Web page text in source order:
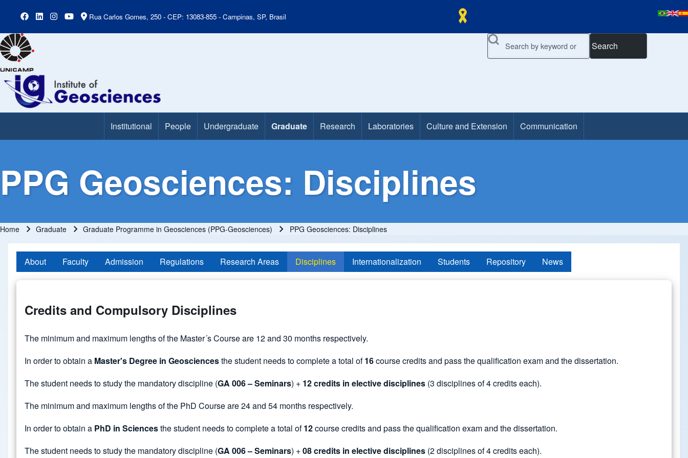
Rua Carlos Gomes, 250 - CEP: 13083-855 - Campinas, SP, Brasil
Search
Main Menu Institutional People Undergraduate Graduate Research Laboratories Culture and Extension Communication
PPG Geosciences: Disciplines
Breadcrumb
Home Graduate Graduate Programme in Geosciences (PPG-Geosciences) PPG Geosciences: Disciplines
About Faculty Admission Regulations Research Areas Disciplines Internationalization Students Repository News
Credits and Compulsory Disciplines
The minimum and maximum lengths of the Master´s Course are 12 and 30 months respectively.
In order to obtain a Master's Degree in Geosciencesthe student needs to complete a total of16course credits and pass the qualification exam and the dissertation.
The student needs to study the mandatory discipline (GA 006 – Seminars) + 12 credits in elective disciplines (3 disciplines of 4 credits each).
The minimum and maximum lengths of the PhD Course are 24 and 54 months respectively.
In order to obtain a PhD in Sciencesthe student needs to complete a total of12course credits and pass the qualification exam and the dissertation.
The student needs to study the mandatory discipline (GA 006 – Seminars) +08 credits in elective disciplines (2 disciplines of 4 credits each).